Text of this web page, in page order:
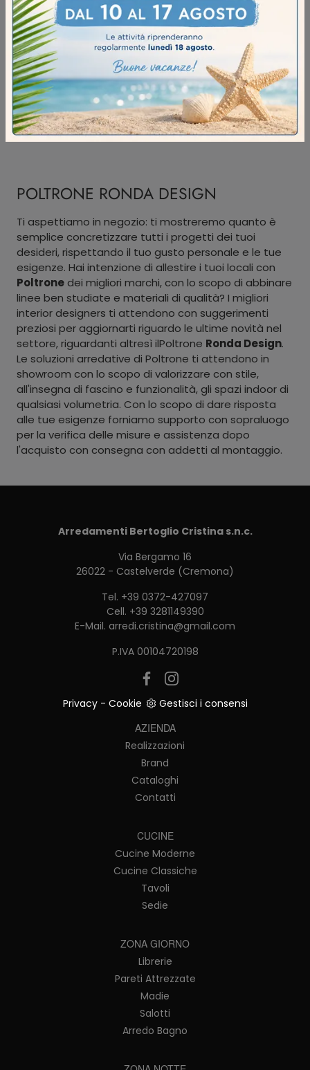
Stile
I più visti a :
POLTRONE RONDA DESIGN
Ti aspettiamo in negozio: ti mostreremo quanto è
semplice concretizzare tutti i progetti dei tuoi
desideri, rispettando il tuo gusto personale e le tue
esigenze. Hai intenzione di allestire i tuoi locali con
Poltrone dei migliori marchi, con lo scopo di abbinare
linee ben studiate e materiali di qualità? I migliori
interior designers ti attendono con suggerimenti
preziosi per aggiornarti riguardo le ultime novità nel
settore, riguardanti altresì ilPoltrone Ronda Design.
Le soluzioni arredative di Poltrone ti attendono in
showroom con lo scopo di valorizzare con stile,
all'insegna di fascino e funzionalità, gli spazi indoor di
qualsiasi volumetria. Con lo scopo di dare risposta
alle tue esigenze forniamo supporto con sopraluogo
per la verifica delle misure e assistenza dopo
l'acquisto con consegna con addetti al montaggio.
Arredamenti Bertoglio Cristina s.n.c.
Via Bergamo 16
26022 - Castelverde (Cremona)
Tel. +39 0372-427097
Cell. +39 3281149390
E-Mail. arredi.cristina@gmail.com
P.IVA 00104720198
Privacy- Cookie
Gestisci i consensi
AZIENDA
Realizzazioni
Brand
Cataloghi
Contatti
CUCINE
Cucine Moderne
Cucine Classiche
Tavoli
Sedie
ZONA GIORNO
Librerie
Pareti Attrezzate
Madie
Salotti
Arredo Bagno